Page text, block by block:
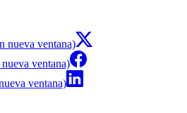
nueva ventana)
ventana)
ventana)